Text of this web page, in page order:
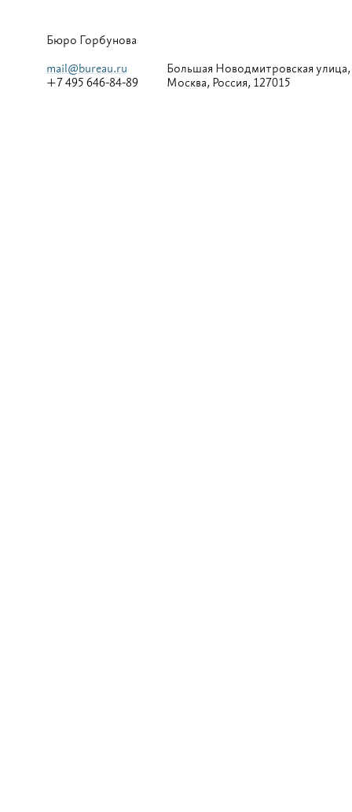
Бюро Горбунова
mail@bureau.ru
+7 495 646-84-89
Большая Новодмитровская улица,
Москва, Россия, 127015